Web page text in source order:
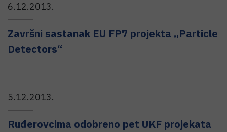
6.12.2013.
Završni sastanak EU FP7 projekta „Particle
Detectors“
5.12.2013.
Ruđerovcima odobreno pet UKF projekata